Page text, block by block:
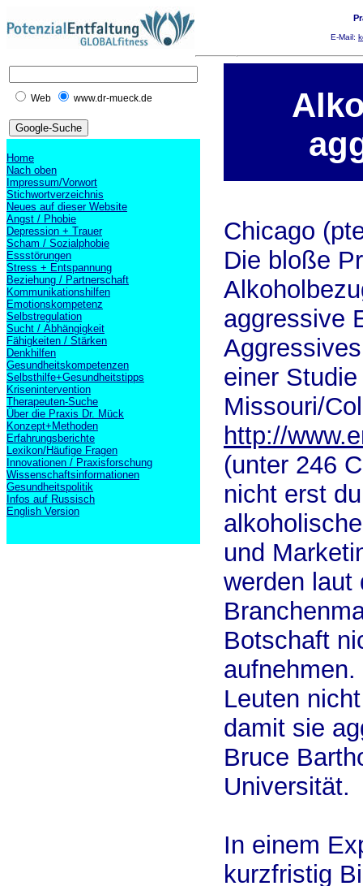
E-Mail:
Web www.dr-mueck.de
Home
Nach oben
Impressum/Vorwort
Stichwortverzeichnis
Neues auf dieser Website
Angst / Phobie
Depression + Trauer
Scham / Sozialphobie
Essstörungen
Stress + Entspannung
Beziehung / Partnerschaft
Kommunikationshilfen
Emotionskompetenz
Selbstregulation
Sucht / Abhängigkeit
Fähigkeiten / Stärken
Denkhilfen
Gesundheitskompetenzen
Selbsthilfe+Gesundheitstipps
Krisenintervention
Therapeuten-Suche
Über die Praxis Dr. Mück
Konzept+Methoden
Erfahrungsberichte
Lexikon/Häufige Fragen
Innovationen / Praxisforschung
Wissenschaftsinformationen
Gesundheitspolitik
Infos auf Russisch
English Version
Chicago
Die bloße
aggressive
einer
Missouri/
http://
(unter 246
nicht erst
und
werden laut
Botschaft
Leuten
damit sie
Bruce
Universität.
In einem
kurzfristig